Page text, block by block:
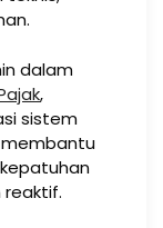
dalam
,
sistem
membantu